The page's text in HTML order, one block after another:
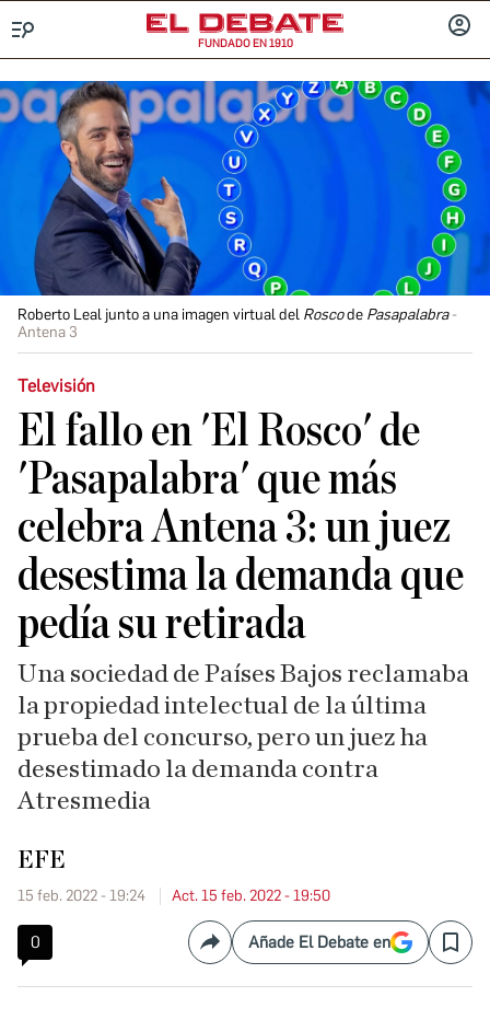
FUNDADO EN 1910
Roberto Leal junto a una imagen virtual del Roscode Pasapalabra
Antena 3
Televisión
El fallo en 'El Rosco' de
'Pasapalabra' que más
celebra Antena 3: un juez
desestima la demanda que
pedía su retirada
Una sociedad de Países Bajos reclamaba
la propiedad intelectual de la última
prueba del concurso, pero un juez ha
desestimado la demanda contra
Atresmedia
EFE
15 feb. 2022 - 19:24 Act. 15 feb. 2022 - 19:50
0 CompartirAñade El Debate en Save